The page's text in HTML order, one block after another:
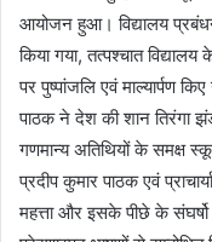
आयोजन हुआ। विद्यालय प्रबंधन
किया गया, तत्पश्चात
पर पुष्पांजलि एवं माल्यार्पण
पाठक ने देश की शान तिरंगा
गणमान्य अतिथियों के समक्ष
प्रदीप कुमार पाठक एवं
महत्ता और इसके पीछे के